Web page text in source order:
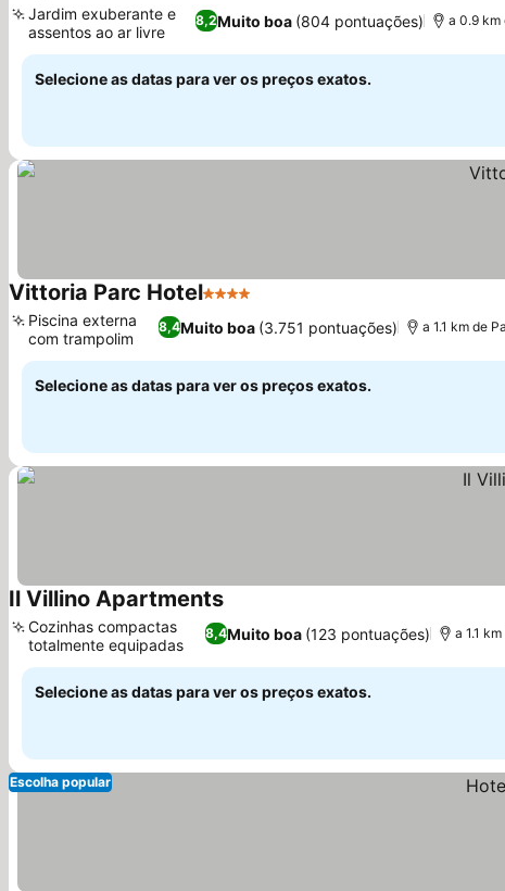
8,2Muito boa (804 pontuações)
Jardim exuberante e
assentos ao ar livre
a 0.9 km
Selecione as datas para ver os preços exatos.
Vittoria Parc Hotel4 Estrelas
8,4Muito boa (3.751 pontuações)
Piscina externa
com trampolim
a 1.1 km de
Selecione as datas para ver os preços exatos.
Il Villino Apartments
8,4Muito boa (123 pontuações)
Cozinhas compactas
totalmente equipadas
a 1.1
Selecione as datas para ver os preços exatos.
Escolha popular